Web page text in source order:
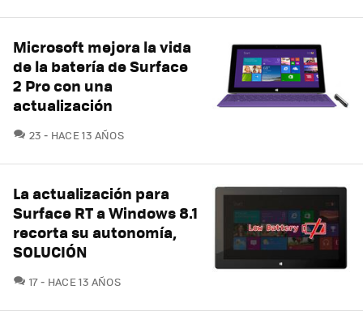
Microsoft mejora la vida
de la batería de Surface
2 Pro con una
actualización
23 COMENTARIOS
HACE 13 AÑOS
La actualización para
Surface RT a Windows 8.1
recorta su autonomía,
SOLUCIÓN
17COMENTARIOS
HACE 13 AÑOS